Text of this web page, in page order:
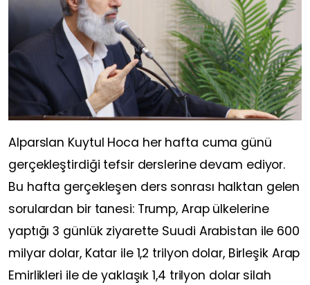
Alparslan Kuytul Hoca her hafta cuma günü
gerçekleştirdiği tefsir derslerine devam ediyor.
Bu hafta gerçekleşen ders sonrası halktan gelen
sorulardan bir tanesi: Trump, Arap ülkelerine
yaptığı 3 günlük ziyarette Suudi Arabistan ile 600
milyar dolar, Katar ile 1,2 trilyon dolar, Birleşik Arap
Emirlikleri ile de yaklaşık 1,4 trilyon dolar silah